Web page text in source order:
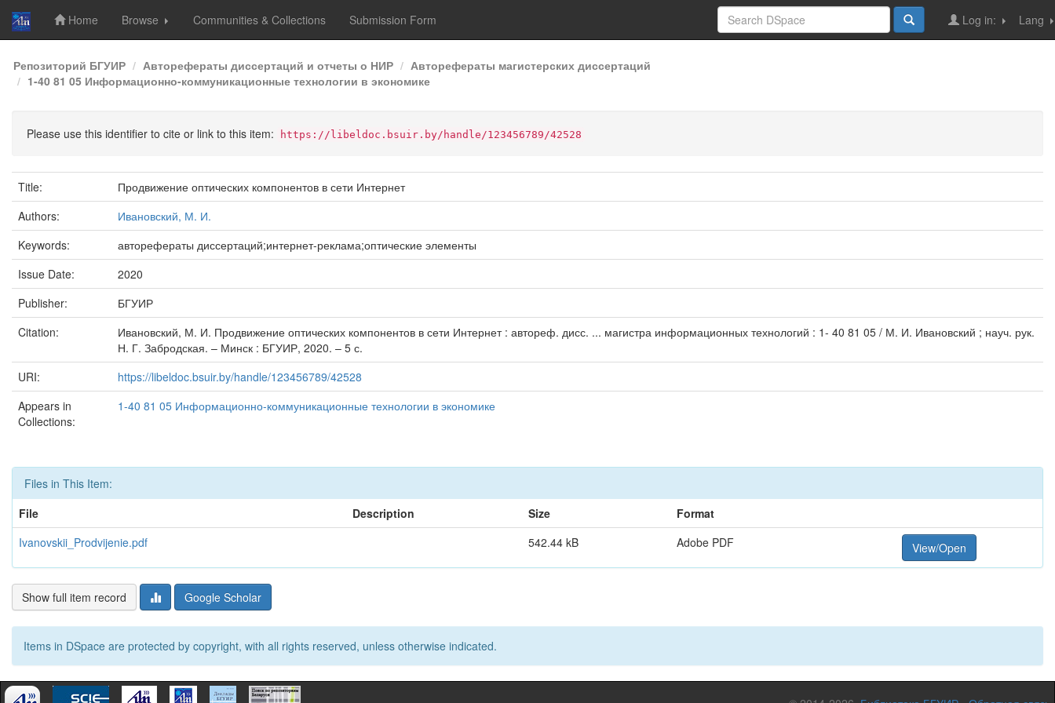
Skip
navigation
Home Browse Communities & Collections Submission Form Lang
Log in:
Репозиторий БГУИР Авторефераты диссертаций и отчеты о НИР
Авторефераты магистерских диссертаций
1-40 81 05 Информационно-коммуникационные технологии в экономике
Please use this identifier to cite or link to this item: https://libeldoc.bsuir.by/handle/123456789/42528
Title:
Продвижение оптических компонентов в сети Интернет
Authors:
Ивановский, М. И.
Keywords:
авторефераты диссертаций;интернет-реклама;оптические элементы
Issue Date:
2020
Publisher:
БГУИР
Citation:
Ивановский, М. И. Продвижение оптических компонентов в сети Интернет : автореф. дисс. ... магистра информационных технологий : 1- 40 81 05 / М. И. Ивановский ; науч. рук.
Н. Г. Забродская. – Минск : БГУИР, 2020. – 5 с.
URI:
https://libeldoc.bsuir.by/handle/123456789/42528
Appears in
Collections:
1-40 81 05 Информационно-коммуникационные технологии в экономике
Files in This Item:
File
Description Size
Format
Ivanovskii_Prodvijenie.pdf
542.44 kB Adobe PDF View/Open
Show full item record Google Scholar
Items in DSpace are protected by copyright, with all rights reserved, unless otherwise indicated.